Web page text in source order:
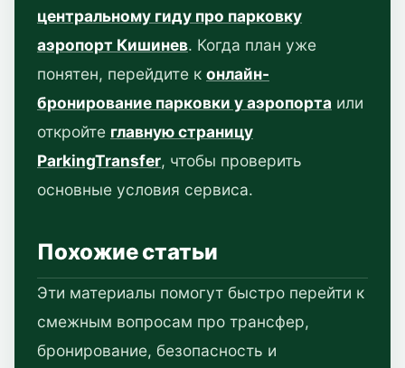
центральному гиду про парковку
аэропорт Кишинев. Когда план уже
понятен, перейдите к онлайн-
бронирование парковки у аэропорта или
откройте главную страницу
ParkingTransfer, чтобы проверить
основные условия сервиса.
Похожие статьи
Эти материалы помогут быстро перейти к
смежным вопросам про трансфер,
бронирование, безопасность и